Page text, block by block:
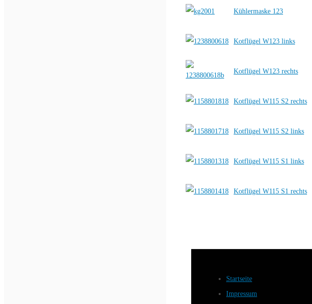
Kühlermaske 123
Kotflügel W123 links
Kotflügel W123 rechts
Kotflügel W115 S2 rechts
Kotflügel W115 S2 links
Kotflügel W115 S1 links
Kotflügel W115 S1 rechts
Startseite
Impressum